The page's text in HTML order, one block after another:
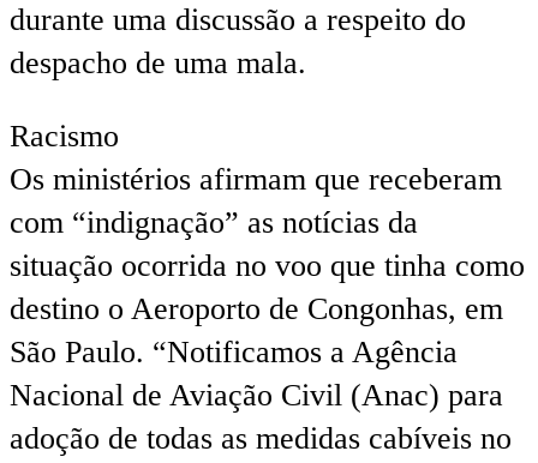
durante uma discussão a respeito do
despacho de uma mala.
Racismo
Os ministérios afirmam que receberam
com “indignação” as notícias da
situação ocorrida no voo que tinha como
destino o Aeroporto de Congonhas, em
São Paulo. “Notificamos a Agência
Nacional de Aviação Civil (Anac) para
adoção de todas as medidas cabíveis no